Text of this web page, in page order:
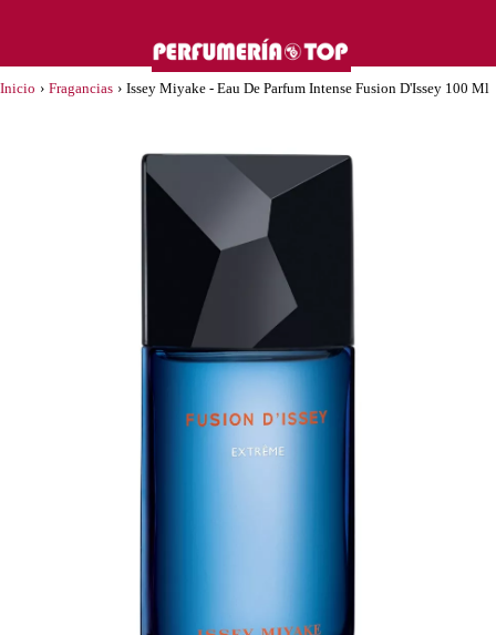
Inicio › Fragancias › Issey Miyake - Eau De Parfum Intense Fusion D'Issey 100 Ml